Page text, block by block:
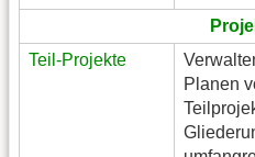
Teil-Projekte
Planen